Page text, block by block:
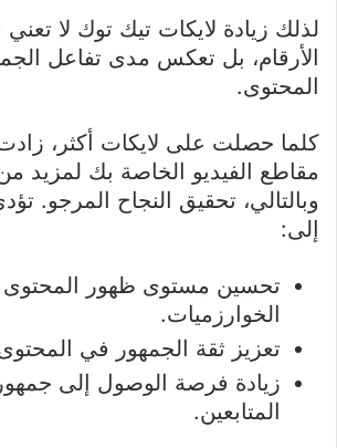
لذلك زيادة لايكات تيك توك لا
الأرقام، بل تعكس مدى تفاعل
المحتوى.
كلما حصلت على لايكات أكثر،
مقاطع الفيديو الخاصة بك لمزيد
وبالتالي، تحقيق النجاح المرجو.
إلى:
تحسين مستوى ظهور
الخوارزميات.
تعزيز ثقة الجمهور في
زيادة فرصة الوصول إلى جمهور
المتابعين.